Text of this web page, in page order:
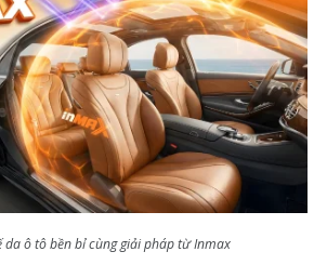
da ô tô bền bỉ cùng giải pháp từ Inmax